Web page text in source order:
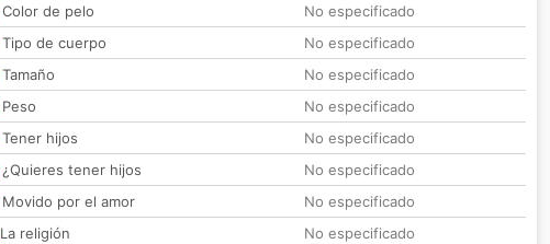
Color de pelo
No especificado
Tipo de cuerpo
No especificado
Tamaño
No especificado
Peso
No especificado
Tener hijos
No especificado
¿Quieres tener hijos
No especificado
Movido por el amor
No especificado
La religión
No especificado